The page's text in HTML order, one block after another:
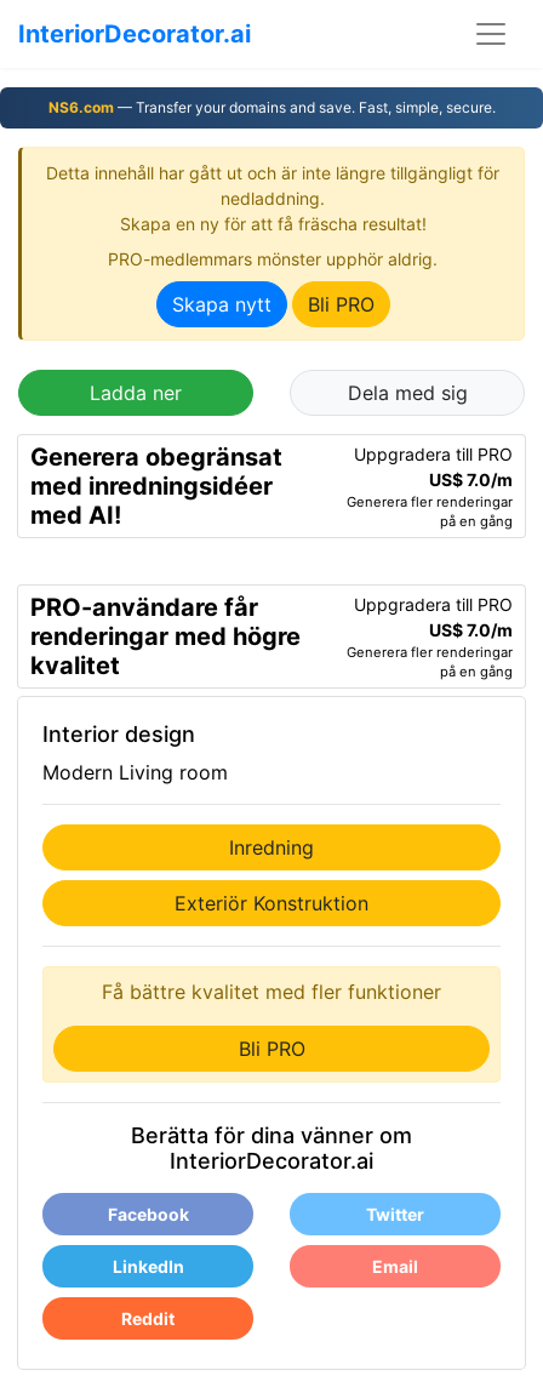
InteriorDecorator.ai
NS6.com— Transfer your domains and save. Fast, simple, secure.
Detta innehåll har gått ut och är inte längre tillgängligt för
nedladdning.
Skapa en ny för att få fräscha resultat!
PRO-medlemmars mönster upphör aldrig.
Skapa nytt Bli PRO
Ladda ner Dela med sig
Generera obegränsat
med inredningsidéer
med AI!
Uppgradera till PRO
US$ 7.0/m
Generera fler renderingar
på en gång
PRO-användare får
renderingar med högre
kvalitet
Uppgradera till PRO
US$ 7.0/m
Generera fler renderingar
på en gång
Interior design
Modern Living room
Inredning
Exteriör Konstruktion
Få bättre kvalitet med fler funktioner
Bli PRO
Berätta för dina vänner om
InteriorDecorator.ai
Facebook Twitter
LinkedIn Email
Reddit